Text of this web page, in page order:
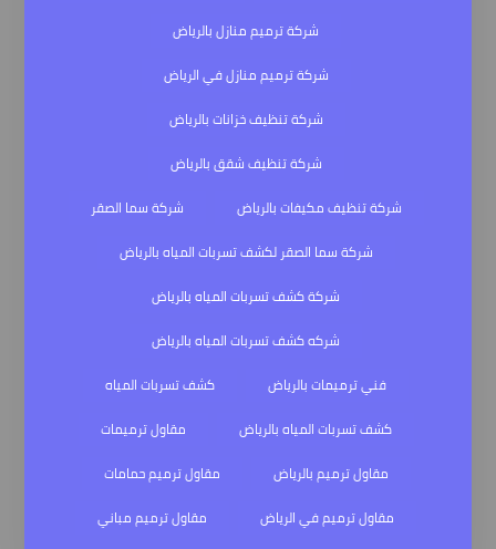
شركة ترميم منازل بالرياض
شركة ترميم منازل في الرياض
شركة تنظيف خزانات بالرياض
شركة تنظيف شقق بالرياض
شركة تنظيف مكيفات بالرياض
شركة سما الصقر
شركة سما الصقر لكشف تسربات المياه بالرياض
شركة كشف تسربات المياه بالرياض
شركه كشف تسربات المياه بالرياض
فني ترميمات بالرياض
كشف تسربات المياه
كشف تسربات المياه بالرياض
مقاول ترميمات
مقاول ترميم بالرياض
مقاول ترميم حمامات
مقاول ترميم في الرياض
مقاول ترميم مباني